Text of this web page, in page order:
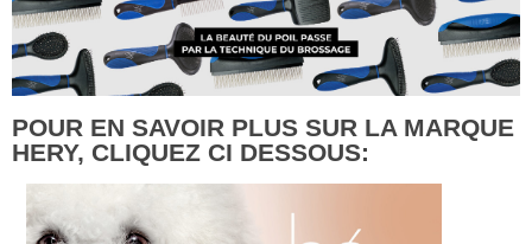
POUR EN SAVOIR PLUS SUR LA MARQUE
HERY, CLIQUEZ CI DESSOUS: